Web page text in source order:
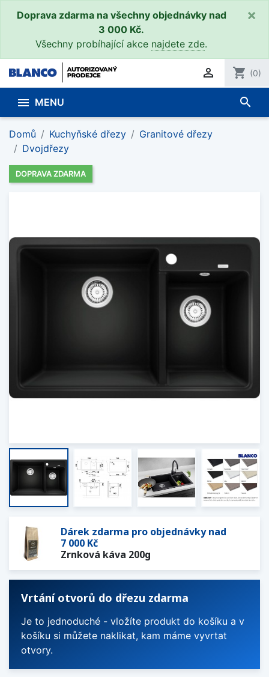
Doprava zdarma na všechny objednávky nad
3 000 Kč.
Všechny probíhající akce najdete zde.
×
 shopping_cart (0)
 MENU search
Domů Kuchyňské dřezy
Granitové dřezy
Dvojdřezy
DOPRAVA ZDARMA
Dárek zdarma pro objednávky nad
7 000 Kč
Zrnková káva 200g
Vrtání otvorů do dřezu zdarma
Je to jednoduché - vložíte produkt do košíku a v
košíku si můžete naklikat, kam máme vyvrtat
otvory.